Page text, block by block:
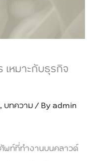
เหมาะกับธุรกิจ
, บทความ/ Byadmin
พท์ที่ทำงานบนคลาวด์